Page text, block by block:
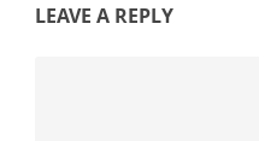
LEAVE A REPLY